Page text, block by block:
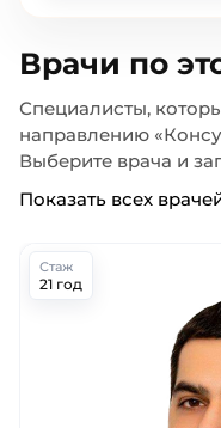
Врачи по
Специалисты,
направлению
Выберите врача и
Показать всех
Стаж
21 год